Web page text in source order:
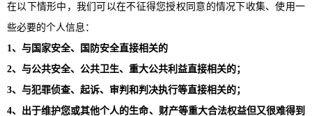
在以下情形中，我们可以在不征得您授权同意的情况下收集、使用一
些必要的个人信息：
1、与国家安全、国防安全直接相关的
2、与公共安全、公共卫生、重大公共利益直接相关的；
3、与犯罪侦查、起诉、审判和判决执行等直接相关的；
4、出于维护您或其他个人的生命、财产等重大合法权益但又很难得到